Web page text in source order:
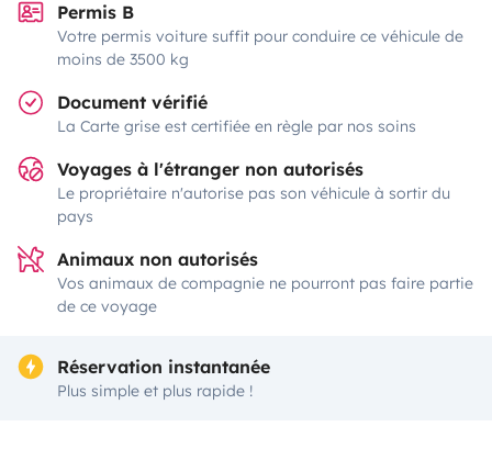
Permis B
Votre permis voiture suffit pour conduire ce véhicule de
moins de 3500 kg
Document vérifié
La Carte grise est certifiée en règle par nos soins
Voyages à l'étranger non autorisés
Le propriétaire n'autorise pas son véhicule à sortir du
pays
Animaux non autorisés
Vos animaux de compagnie ne pourront pas faire partie
de ce voyage
Réservation instantanée
Plus simple et plus rapide !